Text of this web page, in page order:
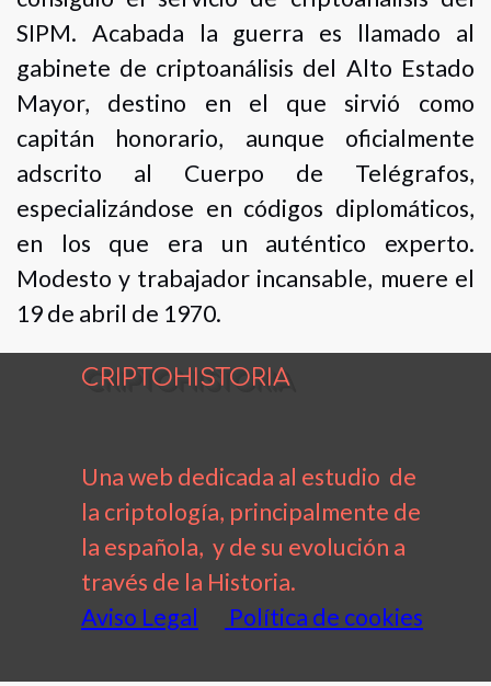
SIPM. Acabada la guerra es llamado al
gabinete de criptoanálisis del Alto Estado
Mayor, destino en el que sirvió como
capitán honorario, aunque oficialmente
adscrito al Cuerpo de Telégrafos,
especializándose en códigos diplomáticos,
en los que era un auténtico experto.
Modesto y trabajador incansable, muere el
19 de abril de 1970.
Una web dedicada al estudio de
la criptología, principalmente de
la española, y de su evolución a
través de la Historia.
Aviso Legal
Política de cookies
CRIPTOHISTORIA